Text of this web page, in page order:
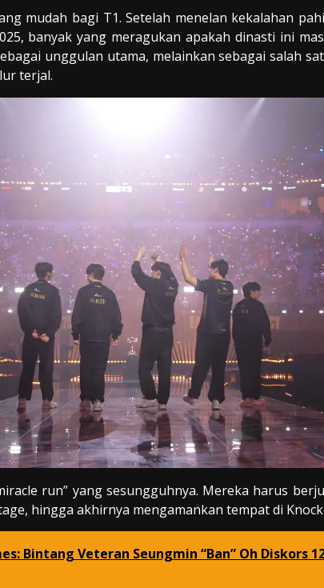
mudah bagi T1. Setelah menelan kekalahan
banyak yang meragukan apakah dinasti ini
unggulan utama, melainkan sebagai salah
terjal.
run” yang sesungguhnya. Mereka harus
hingga akhirnya mengamankan tempat di
Bintang Veteran Seungmin “Ban” Oh Diskors